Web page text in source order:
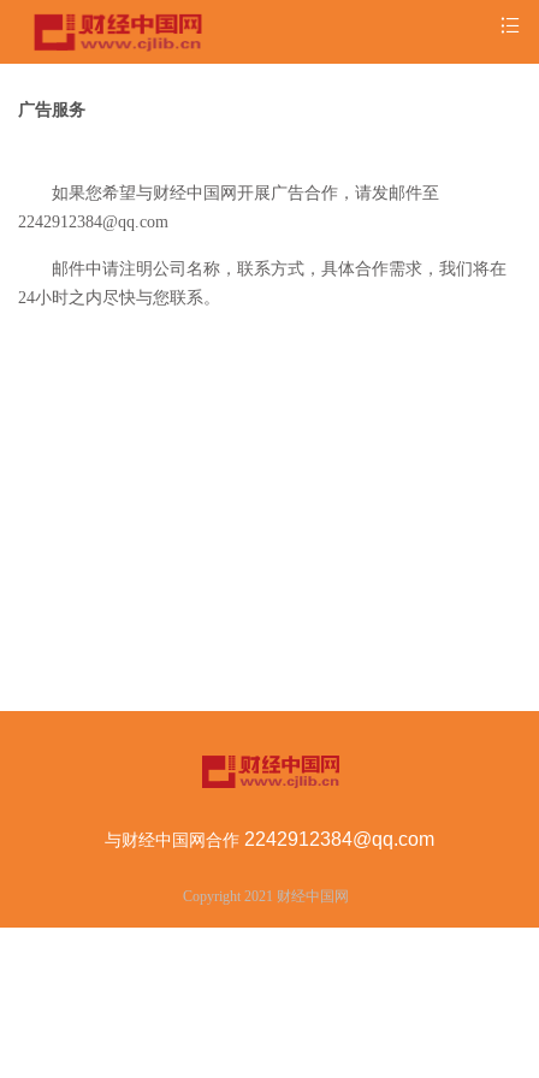
广告服务
如果您希望与财经中国网开展广告合作，请发邮件至
2242912384@qq.com
邮件中请注明公司名称，联系方式，具体合作需求，我们将在
24小时之内尽快与您联系。
与财经中国网合作 2242912384@qq.com
Copyright 2021 财经中国网